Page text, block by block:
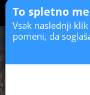
To spletno
Vsak naslednji
pomeni, da